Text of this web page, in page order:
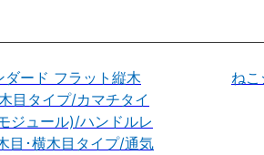
ダード フラット縦木
目タイプ/カマチタイ
ジュール)/ハンドルレ
目･横木目タイプ/通気
ね